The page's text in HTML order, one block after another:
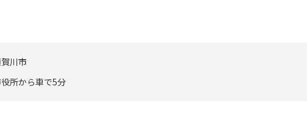
川市
所から車で5分